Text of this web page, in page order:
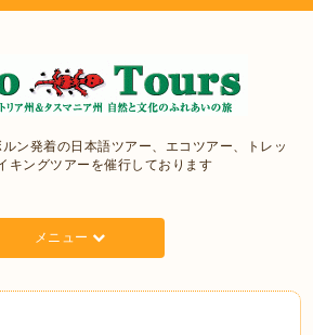
ン発着の日本語ツアー、エコツアー、トレッ
キングツアーを催行しております
メニュー